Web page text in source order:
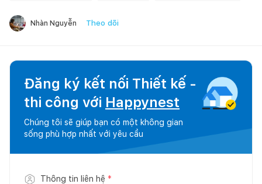
Nhàn Nguyễn Theo dõi
Đăng ký kết nối Thiết kế -
thi công với Happynest
Chúng tôi sẽ giúp bạn có một không gian
sống phù hợp nhất với yêu cầu
Thông tin liên hệ *